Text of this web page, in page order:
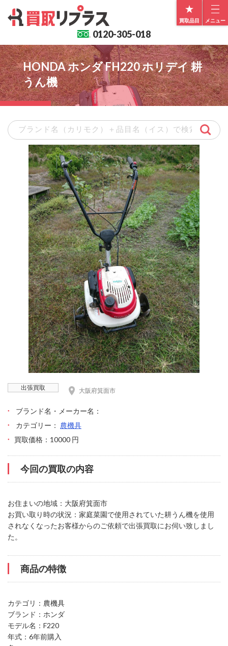
メニュー
買取品目
0120-305-018
HONDA ホンダ FH220 ホリデイ 耕
うん機
出張買取 大阪府箕面市
ブランド名・メーカー名：
カテゴリー： 農機具
買取価格：10000 円
今回の買取の内容
お住まいの地域：大阪府箕面市
お買い取り時の状況：家庭菜園で使用されていた耕うん機を使用
されなくなったお客様からのご依頼で出張買取にお伺い致しまし
た。
商品の特徴
カテゴリ：農機具
ブランド：ホンダ
モデル名：F220
年式：6年前購入